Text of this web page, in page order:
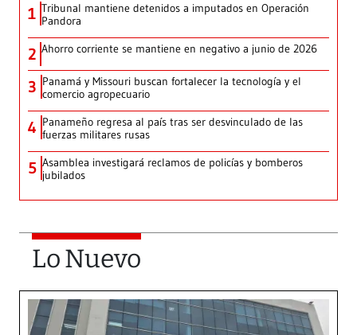
1 Tribunal mantiene detenidos a imputados en Operación
Pandora
2 Ahorro corriente se mantiene en negativo a junio de 2026
3 Panamá y Missouri buscan fortalecer la tecnología y el
comercio agropecuario
4 Panameño regresa al país tras ser desvinculado de las
fuerzas militares rusas
5 Asamblea investigará reclamos de policías y bomberos
jubilados
Lo Nuevo